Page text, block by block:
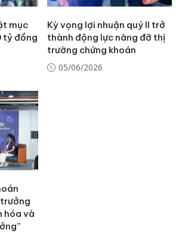
mục
tỷ đồng
Kỳ vọng lợi nhuận quý II trở
thành động lực nâng đỡ thị
trường chứng khoán
05/06/2026
hóa và